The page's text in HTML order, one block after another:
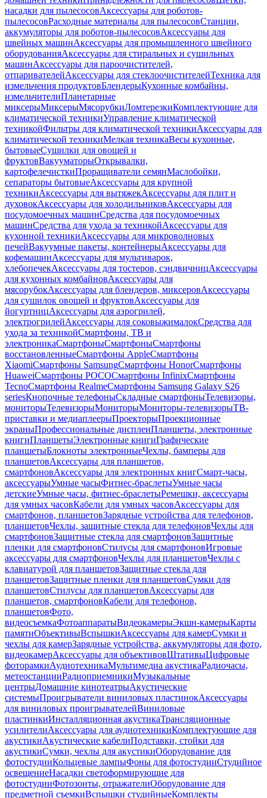
насадки для пылесосовАксессуары для роботов-
пылесосовРасходные материалы для пылесосовСтанции,
аккумуляторы для роботов-пылесосовАксессуары для
швейных машинАксессуары для промышленного швейного
оборудованияАксессуары для стиральных и сушильных
машинАксессуары для пароочистителей,
отпаривателейАксессуары для стеклоочистителейТехника для
измельчения продуктовБлендерыКухонные комбайны,
измельчителиПланетарные
миксерыМиксерыМясорубкиЛомтерезкиКомплектующие для
климатической техникиУправление климатической
техникойФильтры для климатической техникиАксессуары для
климатической техникиМелкая техникаВесы кухонные,
бытовыеСушилки для овощей и
фруктовВакууматорыОткрывалки,
картофелечисткиПроращиватели семянМаслобойки,
сепараторы бытовыеАксессуары для крупной
техникиАксессуары для вытяжекАксессуары для плит и
духовокАксессуары для холодильниковАксессуары для
посудомоечных машинСредства для посудомоечных
машинСредства для ухода за техникойАксессуары для
кухонной техникиАксессуары для микроволновых
печейВакуумные пакеты, контейнерыАксессуары для
кофемашинАксессуары для мультиварок,
хлебопечекАксессуары для тостеров, сэндвичницАксессуары
для кухонных комбайновАксессуары для
мясорубокАксессуары для блендеров, миксеровАксессуары
для сушилок овощей и фруктовАксессуары для
йогуртницАксессуары для аэрогрилей,
электрогрилейАксессуары для соковыжималокСредства для
ухода за техникойСмартфоны, ТВ и
электроникаСмартфоныСмартфоныСмартфоны
восстановленныеСмартфоны AppleСмартфоны
XiaomiСмартфоны SamsungСмартфоны HonorСмартфоны
HuaweiСмартфоны POCOСмартфоны InfinixСмартфоны
TecnoСмартфоны RealmeСмартфоны Samsung Galaxy S26
seriesКнопочные телефоныСкладные смартфоныТелевизоры,
мониторыТелевизорыМониторыМониторы-телевизорыТВ-
приставки и медиаплеерыПроекторыПроекционные
экраныПрофессиональные дисплеиПланшеты, электронные
книгиПланшетыЭлектронные книгиГрафические
планшетыБлокноты электронныеЧехлы, бамперы для
планшетовАксессуары для планшетов,
смартфоновАксессуары для электронных книгСмарт-часы,
аксессуарыУмные часыФитнес-браслетыУмные часы
детскиеУмные часы, фитнес-браслетыРемешки, аксессуары
для умных часовКабели для умных часовАксессуары для
смартфонов, планшетовЗарядные устройства для телефонов,
планшетовЧехлы, защитные стекла для телефоновЧехлы для
смартфоновЗащитные стекла для смартфоновЗащитные
пленки для смартфоновСтилусы для смартфоновИгровые
аксессуары для смартфоновЧехлы для планшетовЧехлы с
клавиатурой для планшетовЗащитные стекла для
планшетовЗащитные пленки для планшетовСумки для
планшетовСтилусы для планшетовАксессуары для
планшетов, смартфоновКабели для телефонов,
планшетовФото,
видеосъемкаФотоаппаратыВидеокамерыЭкшн-камерыКарты
памятиОбъективыВспышкиАксессуары для камерСумки и
чехлы для камерЗарядные устройства, аккумуляторы для фото,
видеокамерАксессуары для объективовШтативыЦифровые
фоторамкиАудиотехникаМультимедиа акустикаРадиочасы,
метеостанцииРадиоприемникиМузыкальные
центрыДомашние кинотеатрыАкустические
системыПроигрыватели виниловых пластинокАксессуары
для виниловых проигрывателейВиниловые
пластинкиИнсталляционная акустикаТрансляционные
усилителиАксессуары для аудиотехникиКомплектующие для
акустикиАкустические кабелиПодставки, стойки для
акустикиСумки, чехлы для акустикиОборудование для
фотостудииКольцевые лампыФоны для фотостудииСтудийное
освещениеНасадки светоформирующие для
фотостудииФотозонты, отражателиОборудование для
предметной съемкиВспышки студийныеКомплекты